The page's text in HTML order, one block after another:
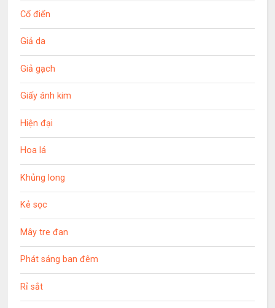
Cổ điển
Giả da
Giả gạch
Giấy ánh kim
Hiện đại
Hoa lá
Khủng long
Kẻ sọc
Mây tre đan
Phát sáng ban đêm
Rỉ sắt